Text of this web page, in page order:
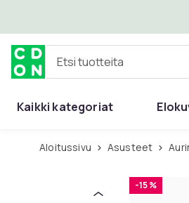
Etsi tuotteita
Kaikki kategoriat
Aloitussivu Asusteet
-15 %